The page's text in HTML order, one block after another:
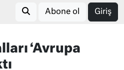
Abone ol Giriş
‘Avrupa